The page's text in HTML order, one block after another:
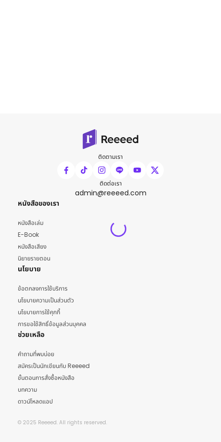
ติดตามเรา
ติดต่อเรา
admin@reeeed.com
หนังสือของเรา
หนังสือเล่ม
E-Book
หนังสือเสียง
นิยายรายตอน
นโยบาย
ข้อตกลงการใช้บริการ
นโยบายความเป็นส่วนตัว
นโยบายการใช้คุกกี้
การขอใช้สิทธิ์ข้อมูลส่วนบุคคล
ช่วยเหลือ
คำถามที่พบบ่อย
สมัครเป็นนักเขียนกับ Reeeed
ขั้นตอนการสั่งซื้อหนังสือ
บทความ
ดาวน์โหลดแอป
© 2025 Reeeed. All rights reserved.